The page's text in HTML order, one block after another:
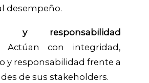
desempeño.
y responsabilidad
con integridad,
y responsabilidad frente a
de sus stakeholders.